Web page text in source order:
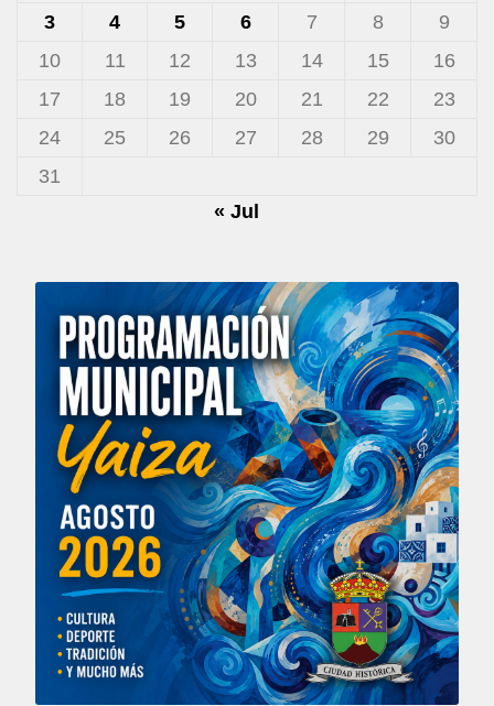
3
4 5 6 7 8
9
10
11 12 13 14 15
16
17
18 19 20 21 22
23
24
25 26 27 28 29
30
31
« Jul